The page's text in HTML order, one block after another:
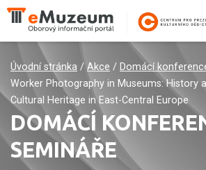
Úvodní stránka / Akce / Domácí
Worker Photography in Museums: History
Cultural Heritage in East-Central Europe
DOMÁCÍ
SEMINÁŘE